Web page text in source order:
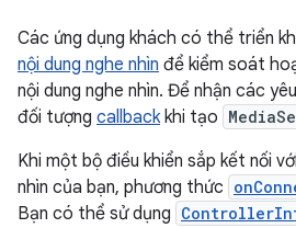
Các ứng dụng khách có thể triển
nội dung nghe nhìn để kiểm soát
nội dung nghe nhìn. Để nhận các
đối tượng callbackkhi tạo
Khi một bộ điều khiển sắp kết nối
nhìn của bạn, phương thức
Bạn có thể sử dụng